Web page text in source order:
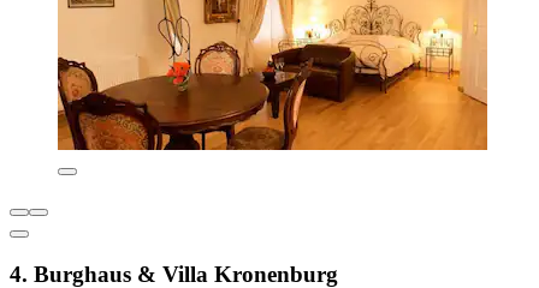
4. Burghaus & Villa Kronenburg